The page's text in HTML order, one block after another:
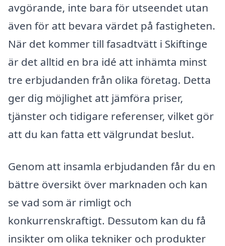
avgörande, inte bara för utseendet utan
även för att bevara värdet på fastigheten.
När det kommer till fasadtvätt i Skiftinge
är det alltid en bra idé att inhämta minst
tre erbjudanden från olika företag. Detta
ger dig möjlighet att jämföra priser,
tjänster och tidigare referenser, vilket gör
att du kan fatta ett välgrundat beslut.
Genom att insamla erbjudanden får du en
bättre översikt över marknaden och kan
se vad som är rimligt och
konkurrenskraftigt. Dessutom kan du få
insikter om olika tekniker och produkter